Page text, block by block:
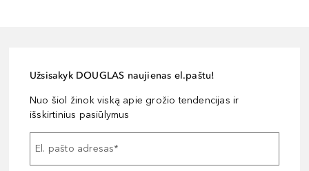
Užsisakyk DOUGLAS naujienas el.paštu!
Nuo šiol žinok viską apie grožio tendencijas ir
išskirtinius pasiūlymus
El. pašto adresas*